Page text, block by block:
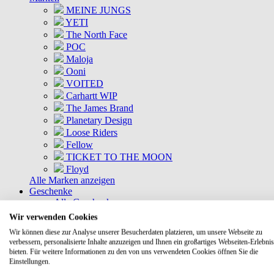
MEINE JUNGS
YETI
The North Face
POC
Maloja
Ooni
VOITED
Carhartt WIP
The James Brand
Planetary Design
Loose Riders
Fellow
TICKET TO THE MOON
Floyd
Alle Marken anzeigen
Geschenke
Alle Geschenke
Geschenkkisten
DEALS
Aktuelle Deals
Kommende Deals
Wir verwenden Cookies
Wir können diese zur Analyse unserer Besucherdaten platzieren, um unsere Webseite zu
verbessern, personalisierte Inhalte anzuzeigen und Ihnen ein großartiges Webseiten-
bieten. Für weitere Informationen zu den von uns verwendeten Cookies öffnen Sie die
Einstellungen.